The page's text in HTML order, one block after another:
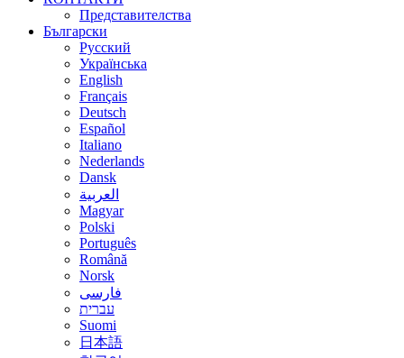
Представителства
Български
Русский
Українська
English
Français
Deutsch
Español
Italiano
Nederlands
Dansk
العربية
Magyar
Polski
Português
Română
Norsk
فارسی
עברית
Suomi
日本語